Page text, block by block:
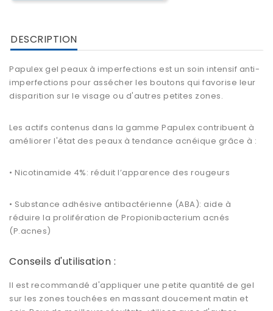
DESCRIPTION
Papulex gel peaux à imperfections est un soin intensif anti-
imperfections pour assécher les boutons qui favorise leur
disparition sur le visage ou d'autres petites zones.
Les actifs contenus dans la gamme Papulex contribuent à
améliorer l'état des peaux à tendance acnéique grâce à :
• Nicotinamide 4%: réduit l’apparence des rougeurs
• Substance adhésive antibactérienne (ABA): aide à
réduire la prolifération de Propionibacterium acnés
(P.acnes)
Conseils d'utilisation :
Il est recommandé d'appliquer une petite quantité de gel
sur les zones touchées en massant doucement matin et